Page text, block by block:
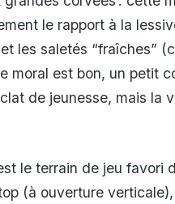
le rapport à la
les saletés “fraîches”
moral est bon, un petit
de jeunesse, mais la
le terrain de jeu favori
(à ouverture